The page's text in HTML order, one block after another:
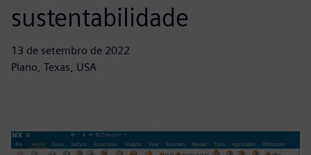
sustentabilidade
13 de setembro de 2022
Plano, Texas, USA